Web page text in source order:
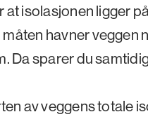
at isolasjonen ligger
havner
Da sparer du
av veggens totale